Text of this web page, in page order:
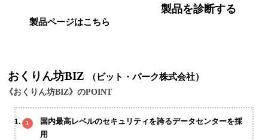
製品ページはこちら
製品を診断する
おくりん坊BIZ （ビット・パーク株式会社）
《おくりん坊BIZ》のPOINT
国内最高レベルのセキュリティを誇るデータセンターを採
用